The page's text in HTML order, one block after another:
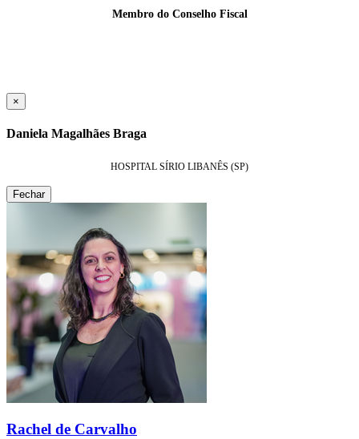
Membro do Conselho Fiscal
×
Daniela Magalhães Braga
HOSPITAL SÍRIO LIBANÊS (SP)
Fechar
Rachel de Carvalho